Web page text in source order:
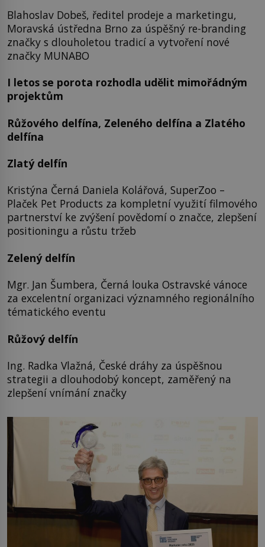
Blahoslav Dobeš, ředitel prodeje a marketingu,
Moravská ústředna Brno za úspěšný re-branding
značky s dlouholetou tradicí a vytvoření nové
značky MUNABO
I letos se porota rozhodla udělit mimořádným
projektům
Růžového delfína, Zeleného delfína a Zlatého
delfína
Zlatý delfín
Kristýna Černá Daniela Kolářová, SuperZoo –
Plaček Pet Products za kompletní využití filmového
partnerství ke zvýšení povědomí o značce, zlepšení
positioningu a růstu tržeb
Zelený delfín
Mgr. Jan Šumbera, Černá louka Ostravské vánoce
za excelentní organizaci významného regionálního
tématického eventu
Růžový delfín
Ing. Radka Vlažná, České dráhy za úspěšnou
strategii a dlouhodobý koncept, zaměřený na
zlepšení vnímání značky